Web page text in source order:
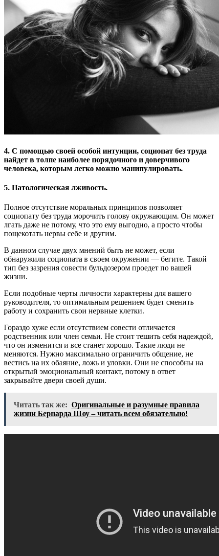
4. С помощью своей особой интуиции, социопат без труда
найдет в толпе наиболее порядочного и доверчивого
человека, которым легко можно манипулировать.
5. Патологическая лживость.
Полное отсутствие моральных принципов позволяет
социопату без труда морочить голову окружающим. Он может
лгать даже не потому, что это ему выгодно, а просто чтобы
пощекотать нервы себе и другим.
В данном случае двух мнений быть не может, если
обнаружили социопата в своем окружении — бегите. Такой
тип без зазрения совести бульдозером проедет по вашей
жизни.
Если подобные черты личности характерны для вашего
руководителя, то оптимальным решением будет сменить
работу и сохранить свои нервные клетки.
Гораздо хуже если отсутствием совести отличается
родственник или член семьи. Не стоит тешить себя надеждой,
что он изменится и все станет хорошо. Такие люди не
меняются. Нужно максимально ограничить общение, не
вестись на их обаяние, ложь и уловки. Они не способны на
открытый эмоциональный контакт, потому в ответ
закрывайте двери своей души.
Читать так же: Оригинальные и разумные правила
жизни Бернарда Шоу – читать всем обязательно!